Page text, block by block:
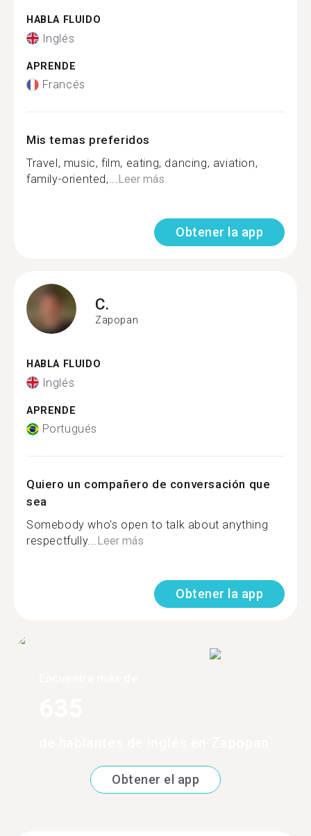
HABLA FLUIDO
Inglés
APRENDE
Francés
Mis temas preferidos
Travel, music, film, eating, dancing, aviation,
family-oriented,...Leer más
Obtener la app
C.
Zapopan
HABLA FLUIDO
Inglés
APRENDE
Portugués
Quiero un compañero de conversación que
sea
Somebody who's open to talk about anything
respectfully...Leer más
Obtener la app
Obtener el app